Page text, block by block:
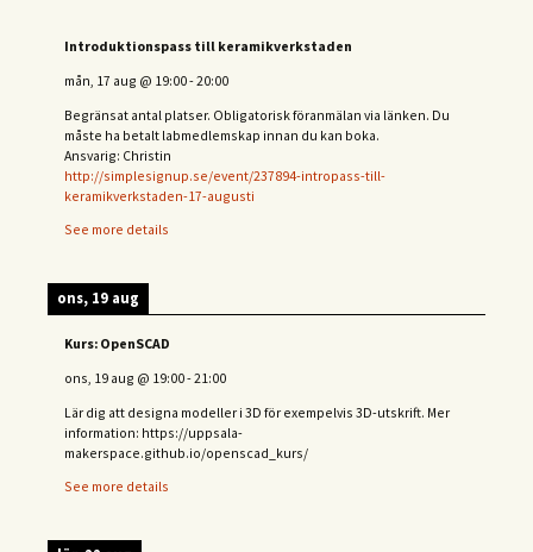
Introduktionspass till keramikverkstaden
mån, 17 aug @ 19:00-20:00
Begränsat antal platser. Obligatorisk föranmälan via länken. Du
måste ha betalt labmedlemskap innan du kan boka.
Ansvarig: Christin
http://simplesignup.se/event/237894-intropass-till-
keramikverkstaden-17-augusti
See more details
ons, 19 aug
Kurs: OpenSCAD
ons, 19 aug @ 19:00-21:00
Lär dig att designa modeller i 3D för exempelvis 3D-utskrift. Mer
information: https://uppsala-
makerspace.github.io/openscad_kurs/
See more details